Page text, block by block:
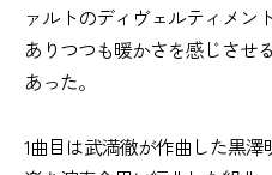
ァルトのディヴェルティメン
ありつつも暖かさを感じさせ
あった。
1曲目は武満徹が作曲した黒